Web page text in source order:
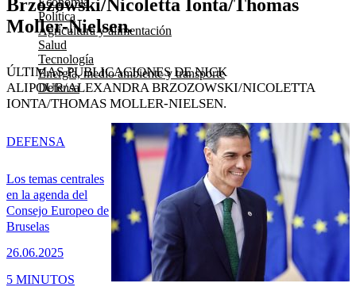
Política
Agricultura y alimentación
Salud
Tecnología
Energía, medio ambiente y transporte
Defensa
Brzozowski/Nicoletta Ionta/Thomas
Moller-Nielsen.
ÚLTIMAS PUBLICACIONES DE NICK
ALIPOUR/ALEXANDRA BRZOZOWSKI/NICOLETTA
IONTA/THOMAS MOLLER-NIELSEN.
Los temas centrales
en la agenda del
Consejo Europeo de
Bruselas
26.06.2025
DEFENSA
5 MINUTOS